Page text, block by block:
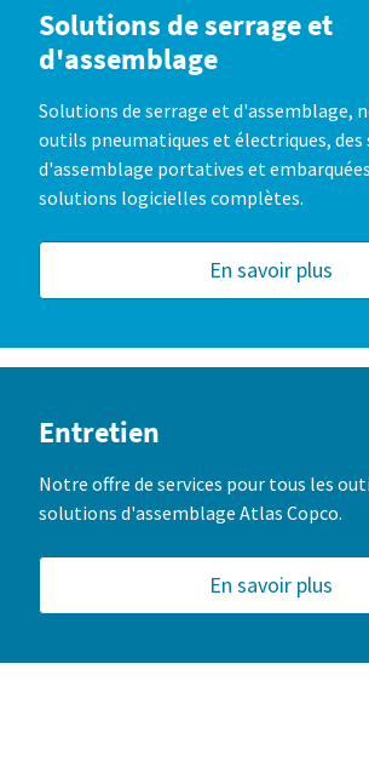
Solutions de serrage et
d'assemblage
Solutions de serrage et d'assemblage,
outils pneumatiques et électriques,
d'assemblage portatives et
solutions logicielles complètes.
En savoir plus
Entretien
Notre offre de services pour tous les
solutions d'assemblage Atlas Copco.
En savoir plus